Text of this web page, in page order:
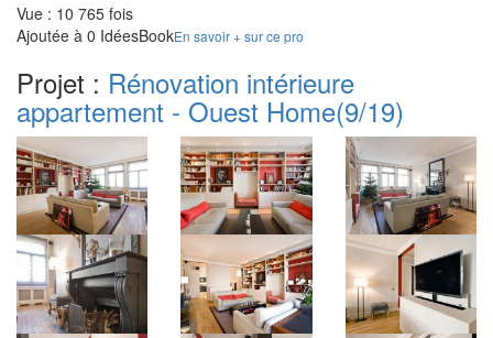
Vue : 10 765 fois
Ajoutée à 0 IdéesBookEn savoir + sur ce pro
Projet : Rénovation intérieure
appartement - Ouest Home(9/19)